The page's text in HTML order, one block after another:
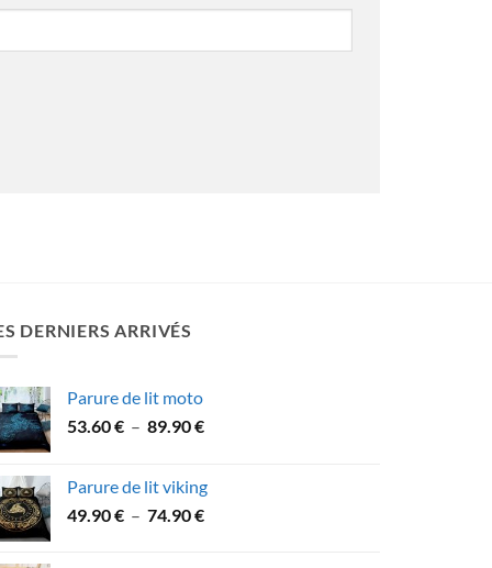
DERNIERS ARRIVÉS
Parure de lit moto
53.60€ – 89.90€Plage
53.60 €
à
Parure de lit viking
49.90€ – 74.90€Plage